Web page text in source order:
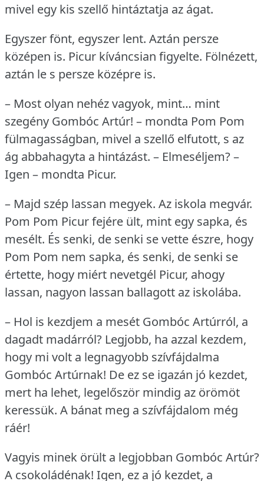
mivel egy kis szellő hintáztatja az ágat.
Egyszer fönt, egyszer lent. Aztán persze
középen is. Picur kíváncsian figyelte. Fölnézett,
aztán le s persze középre is.
– Most olyan nehéz vagyok, mint… mint
szegény Gombóc Artúr! – mondta Pom Pom
fülmagasságban, mivel a szellő elfutott, s az
ág abbahagyta a hintázást. – Elmeséljem?–
Igen – mondta Picur.
– Majd szép lassan megyek. Az iskola megvár.
Pom Pom Picur fejére ült, mint egy sapka, és
mesélt. És senki, de senki se vette észre, hogy
Pom Pom nem sapka, és senki, de senki se
értette, hogy miért nevetgél Picur, ahogy
lassan, nagyon lassan ballagott az iskolába.
– Hol is kezdjem a mesét Gombóc Artúrról, a
dagadt madárról? Legjobb, ha azzal kezdem,
hogy mi volt a legnagyobb szívfájdalma
Gombóc Artúrnak! De ez se igazán jó kezdet,
mert ha lehet, legelőször mindig az örömöt
keressük. A bánat meg a szívfájdalom még
ráér!
Vagyis minek örült a legjobban Gombóc Artúr?
A csokoládénak! Igen, ez a jó kezdet, a